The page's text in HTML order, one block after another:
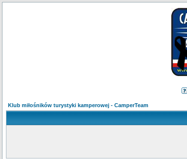
Klub miłośników turystyki kamperowej - CamperTeam